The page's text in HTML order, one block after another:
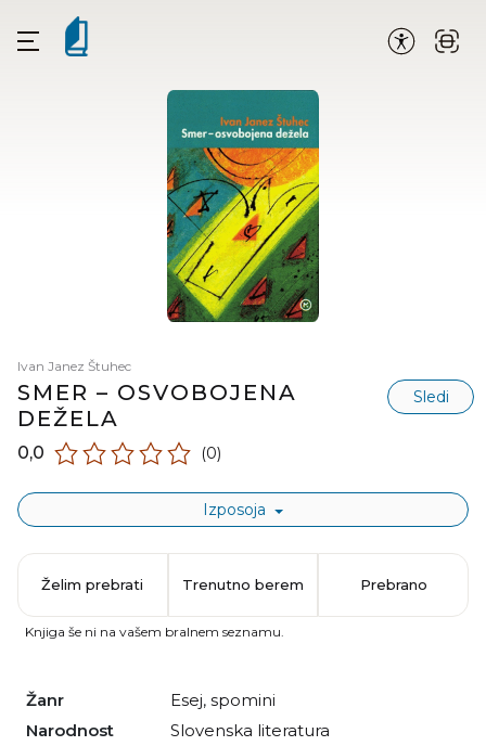
Ivan Janez Štuhec
SMER – OSVOBOJENA
DEŽELA
Sledi
0,0 (0)
Izposoja
Žanr esej, spomini
Narodnost
slovenska literatura
Želim prebrati Trenutno berem Prebrano
Knjiga še ni na vašem bralnem seznamu.